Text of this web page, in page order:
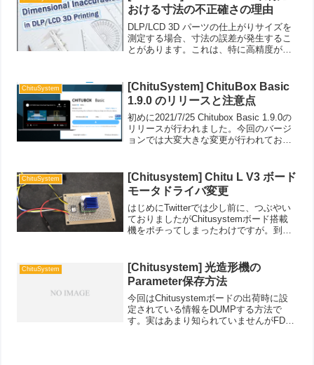
おける寸法の不正確さの理由
DLP/LCD 3D パーツの仕上がりサイズを
測定する場合、寸法の誤差が発生するこ
とがあります。これは、特に高精度が要
なる理由について説明します。直交座標
では...
ChituSystem
[ChituSystem] ChituBox Basic
1.9.0 のリリースと注意点
初めに2021/7/25 Chitubox Basic 1.9.0の
リリースが行われました。今回のバージ
ョンでは大変大きな変更が行われてお
な新機能と改善が含まれています...
ChituSystem
[Chitusystem] Chitu L V3 ボード
モータドライバ変更
はじめにTwitterでは少し前に、つぶやい
ておりましたがChitusystemボード搭載
機をポチってしまったわけですが。到着
すが、Marsなどをはじ...
ChituSystem
[Chitusystem] 光造形機の
Parameter保存方法
今回はChitusystemボードの出荷時に設
定されている情報をDUMPする方法で
す。実はあまり知られていませんがFDM